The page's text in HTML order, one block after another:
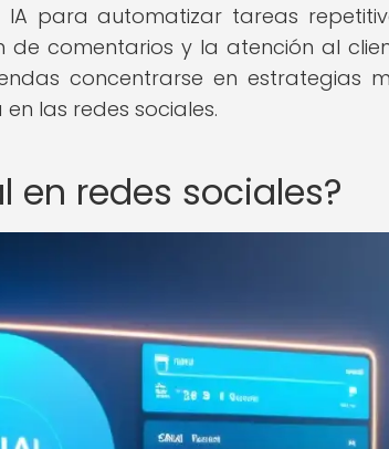
para automatizar tareas
comentarios y la atención al
concentrarse en estrategias
las redes sociales.
en redes sociales?